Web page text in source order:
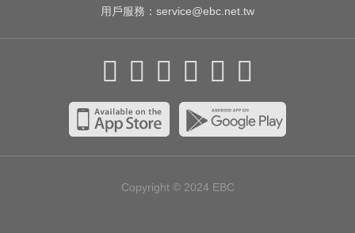
用戶服務： service@ebc.net.tw
Copyright © 2024 EBC